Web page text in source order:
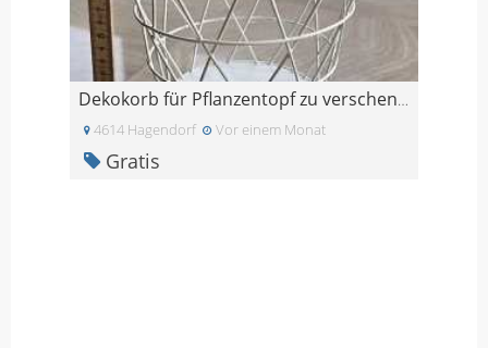
Dekokorb für Pflanzentopf zu verschenken
4614 Hagendorf Vor einem Monat
Gratis